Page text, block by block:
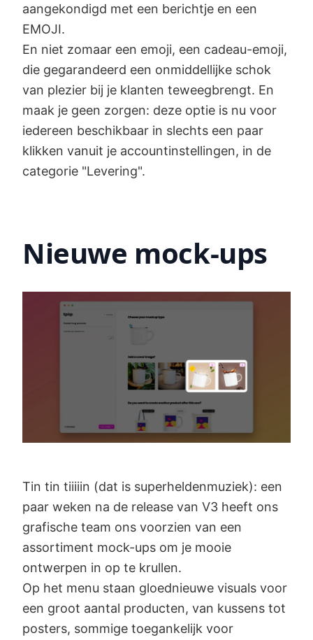
aangekondigd met een berichtje en een
EMOJI.
En niet zomaar een emoji, een cadeau-emoji,
die gegarandeerd een onmiddellijke schok
van plezier bij je klanten teweegbrengt. En
maak je geen zorgen: deze optie is nu voor
iedereen beschikbaar in slechts een paar
klikken vanuit je accountinstellingen, in de
categorie "Levering".
Nieuwe mock-ups
Tin tin tiiiiin (dat is superheldenmuziek): een
paar weken na de release van V3 heeft ons
grafische team ons voorzien van een
assortiment mock-ups om je mooie
ontwerpen in op te krullen.
Op het menu staan gloednieuwe visuals voor
een groot aantal producten, van kussens tot
posters, sommige toegankelijk voor